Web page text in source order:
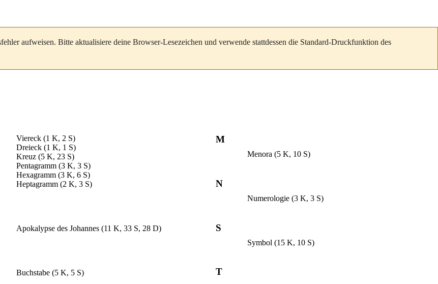
aufweisen. Bitte aktualisiere deine Browser-Lesezeichen und verwende stattdessen die Standard-Druckfunktion des
Viereck (1 K, 2 S)
Dreieck (1 K, 1 S)
Kreuz (5 K, 23 S)
Pentagramm (3 K, 3 S)
Hexagramm (3 K, 6 S)
Heptagramm (2 K, 3 S)
Apokalypse des Johannes (11 K, 33 S, 28 D)
Buchstabe (5 K, 5 S)
M
Menora (5 K, 10 S)
N
Numerologie (3 K, 3 S)
S
Symbol (15 K, 10 S)
T